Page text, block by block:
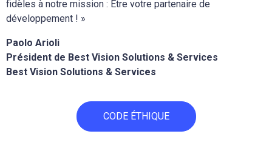
fidèles à notre mission : Être votre partenaire de
développement ! »
Paolo Arioli
Président de Best Vision Solutions & Services
Best Vision Solutions & Services
CODE ÉTHIQUE